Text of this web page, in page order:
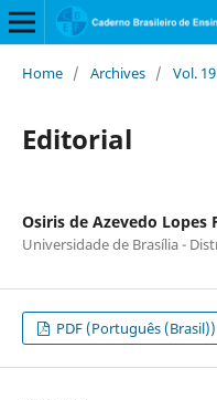
Home / Archives / Vol.
Editorial
Osiris de Azevedo Lopes
Universidade de Brasília -
PDF (Português (Brasil))